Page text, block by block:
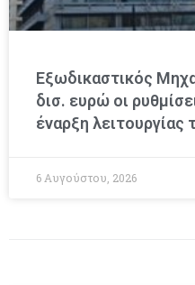
Εξωδικαστικός
δισ. ευρώ οι
έναρξη
6 Αυγούστου, 2026